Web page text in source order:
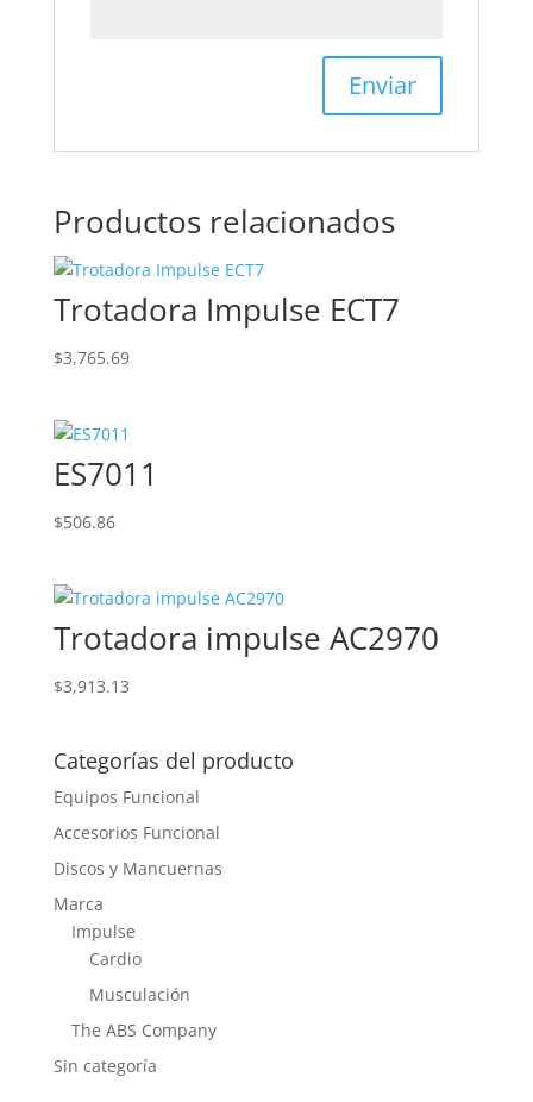
Productos relacionados
Trotadora Impulse ECT7
$3,765.69
ES7011
$506.86
Trotadora impulse AC2970
$3,913.13
Categorías del producto
Equipos Funcional
Accesorios Funcional
Discos y Mancuernas
Marca
Impulse
Cardio
Musculación
The ABS Company
Sin categoría